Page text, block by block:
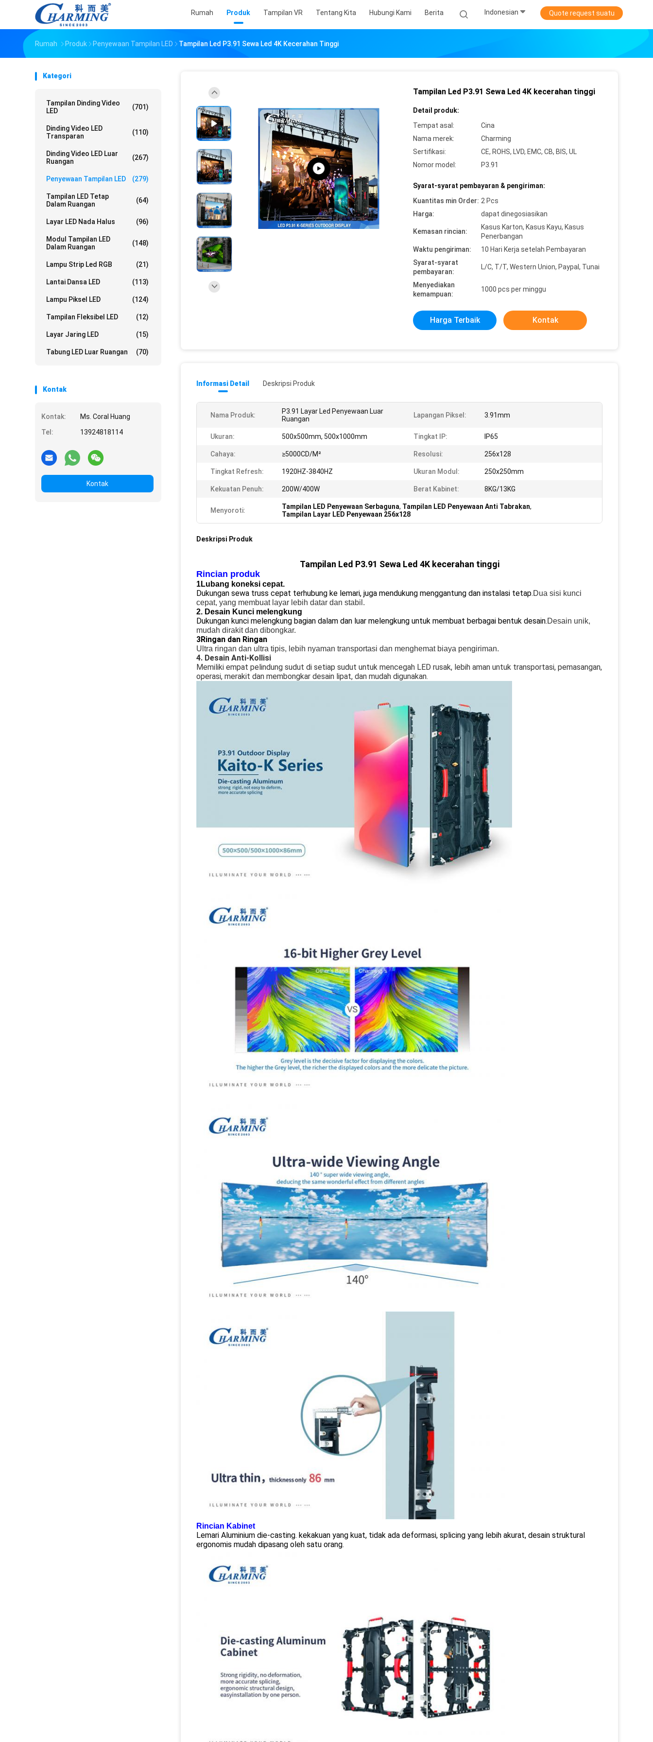
Rumah Produk Tampilan VR Tentang Kita Hubungi Kami Berita Indonesian Quote request suatu
Rumah Produk Penyewaan Tampilan LED Tampilan Led P3.91 Sewa Led 4K Kecerahan Tinggi
Kategori
Tampilan Dinding Video
LED
(701)
Dinding Video LED
Transparan
(110)
Dinding Video LED Luar
Ruangan
(267)
Penyewaan Tampilan LED (279)
Tampilan LED Tetap
Dalam Ruangan
(64)
Layar LED Nada Halus (96)
Modul Tampilan LED
Dalam Ruangan
(148)
Lampu Strip Led RGB (21)
Lantai Dansa LED (113)
Lampu Piksel LED (124)
Tampilan Fleksibel LED (12)
Layar Jaring LED (15)
Tabung LED Luar Ruangan (70)
Kontak
Kontak:
Ms. Coral Huang
Tel:
13924818114
Kontak
Tampilan Led P3.91 Sewa Led 4K kecerahan tinggi
Detail produk:
Tempat asal:
Cina
Nama merek:
Charming
Sertifikasi:
CE, ROHS, LVD, EMC, CB, BIS, UL
Nomor model:
P3.91
Syarat-syarat pembayaran & pengiriman:
Kuantitas min Order: 2 Pcs
Harga:
dapat dinegosiasikan
Kemasan rincian:
Kasus Karton, Kasus Kayu, Kasus
Penerbangan
Waktu pengiriman:
10 Hari Kerja setelah Pembayaran
Syarat-syarat
pembayaran:
L/C, T/T, Western Union, Paypal, Tunai
Menyediakan
kemampuan:
1000 pcs per minggu
Harga Terbaik Kontak
Informasi Detail Deskripsi Produk
Nama Produk:
P3.91 Layar Led Penyewaan Luar
Ruangan
Lapangan Piksel: 3.91mm
Ukuran: 500x500mm, 500x1000mm Tingkat IP: IP65
Cahaya: ≥5000CD/M² Resolusi: 256x128
Tingkat Refresh: 1920HZ-3840HZ Ukuran Modul: 250x250mm
Kekuatan Penuh: 200W/400W Berat Kabinet: 8KG/13KG
Menyoroti: Tampilan LED Penyewaan Serbaguna, Tampilan LED Penyewaan Anti Tabrakan,
Tampilan Layar LED Penyewaan 256x128
Deskripsi Produk
Tampilan Led P3.91 Sewa Led 4K kecerahan tinggi
Rincian produk
1Lubang koneksi cepat.
Dukungan sewa truss cepat terhubung ke lemari, juga mendukung menggantung dan instalasi tetap.Dua sisi kunci
cepat, yang membuat layar lebih datar dan stabil.
2. Desain Kunci melengkung
Dukungan kunci melengkung bagian dalam dan luar melengkung untuk membuat berbagai bentuk desain.Desain unik,
mudah dirakit dan dibongkar.
3Ringan dan Ringan
Ultra ringan dan ultra tipis, lebih nyaman transportasi dan menghemat biaya pengiriman.
4. Desain Anti-Kollisi
Memiliki empat pelindung sudut di setiap sudut untuk mencegah LED rusak, lebih aman untuk transportasi, pemasangan,
operasi, merakit dan membongkar desain lipat, dan mudah digunakan.
Rincian Kabinet
Lemari Aluminium die-casting. kekakuan yang kuat, tidak ada deformasi, splicing yang lebih akurat, desain struktural
ergonomis mudah dipasang oleh satu orang.